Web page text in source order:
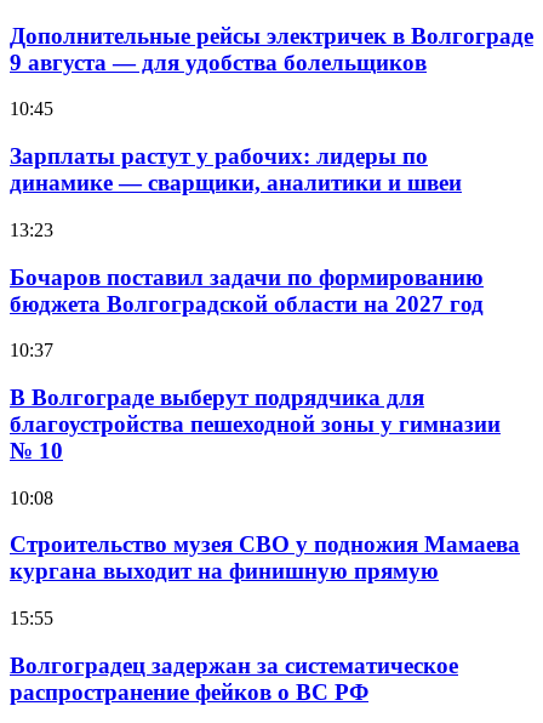
Дополнительные рейсы электричек в Волгограде
9 августа — для удобства болельщиков
10:45
Зарплаты растут у рабочих: лидеры по
динамике — сварщики, аналитики и швеи
13:23
Бочаров поставил задачи по формированию
бюджета Волгоградской области на 2027 год
10:37
В Волгограде выберут подрядчика для
благоустройства пешеходной зоны у гимназии
№ 10
10:08
Строительство музея СВО у подножия Мамаева
кургана выходит на финишную прямую
15:55
Волгоградец задержан за систематическое
распространение фейков о ВС РФ